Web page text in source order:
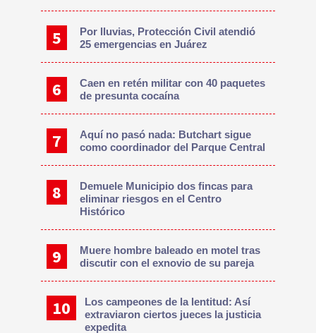
Por lluvias, Protección Civil atendió
25 emergencias en Juárez
Caen en retén militar con 40 paquetes
de presunta cocaína
Aquí no pasó nada: Butchart sigue
como coordinador del Parque Central
Demuele Municipio dos fincas para
eliminar riesgos en el Centro
Histórico
Muere hombre baleado en motel tras
discutir con el exnovio de su pareja
Los campeones de la lentitud: Así
extraviaron ciertos jueces la justicia
expedita